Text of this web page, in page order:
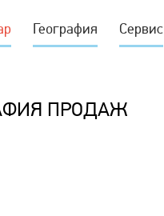
География Сервис
ПРОДАЖ